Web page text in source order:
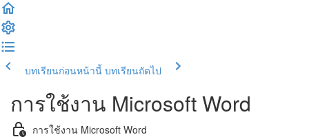
บทเรียนก่อนหน้านี้ บทเรียนถัดไป
การใช้งาน Microsoft Word
การใช้งาน Microsoft Word